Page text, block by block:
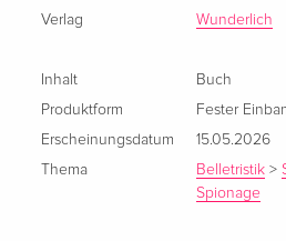
Verlag
Wunderlich
Inhalt
Buch
Produktform
Fester
Erscheinungsdatum
15.05.2026
Thema
Belletristik >
Spionage